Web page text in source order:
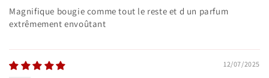
Magnifique bougie comme tout le reste et d un parfum
extrêmement envoûtant
12/07/2025